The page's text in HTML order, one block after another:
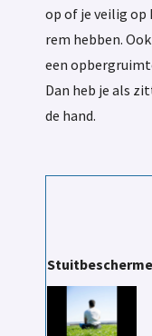
op of je veilig op
rem hebben.
een
Dan heb je als
de hand.